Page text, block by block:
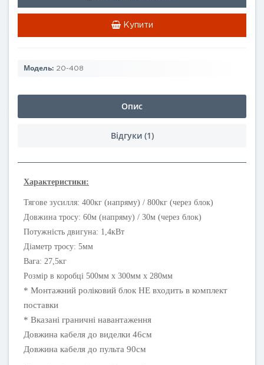
Купити
Модель: 20-408
Опис
Відгуки (1)
Характеристики:
Тягове зусилля: 400кг (напряму) / 800кг (через блок)
Довжина тросу: 60м (напряму) / 30м (через блок)
Потужність двигуна: 1,4кВт
Діаметр тросу: 5мм
Вага: 27,5кг
Розмір в коробці 500мм х 300мм х 280мм
* Монтажний роліковий блок НЕ входить в комплект
поставки
* Вказані граничні навантаження
Довжина кабеля до виделки 46см
Довжина кабеля до пульта 90см